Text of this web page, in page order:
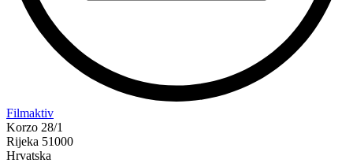
“Koke
svima
—
inkluzivna
Filmaktiv
Korzo 28/1
Rijeka 51000
Hrvatska